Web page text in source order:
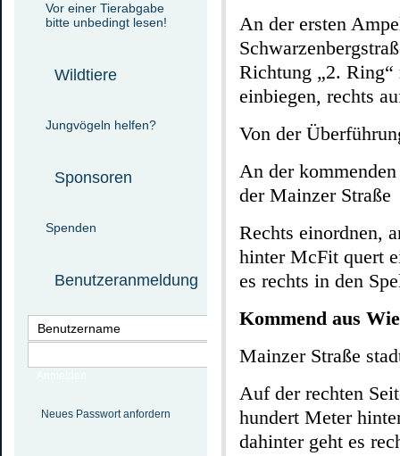
An der ersten
Richtung „2.
einbiegen, rechts
Von der
An der
der Mainzer Straße
Rechts einordnen,
hinter McFit quert
es rechts in den
Kommend aus
Mainzer Straße
Auf der rechten
hundert Meter
dahinter geht es
Vor einer Tierabgabe
bitte unbedingt lesen!
Wildtiere
Jungvögeln helfen?
Sponsoren
Spenden
Benutzeranmeldung
Neues Passwort anfordern